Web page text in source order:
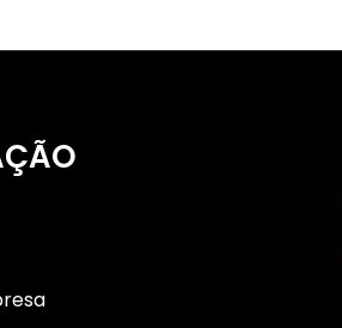
em arco-
e